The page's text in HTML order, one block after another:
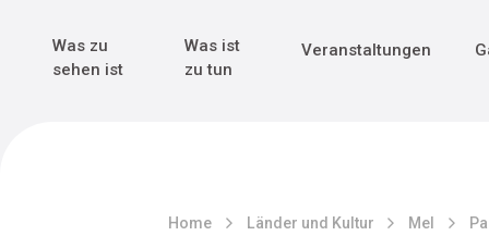
Main Navigation
Was zu
sehen ist
Was ist
zu tun
Veranstaltungen
Home Länder und Kultur Mel